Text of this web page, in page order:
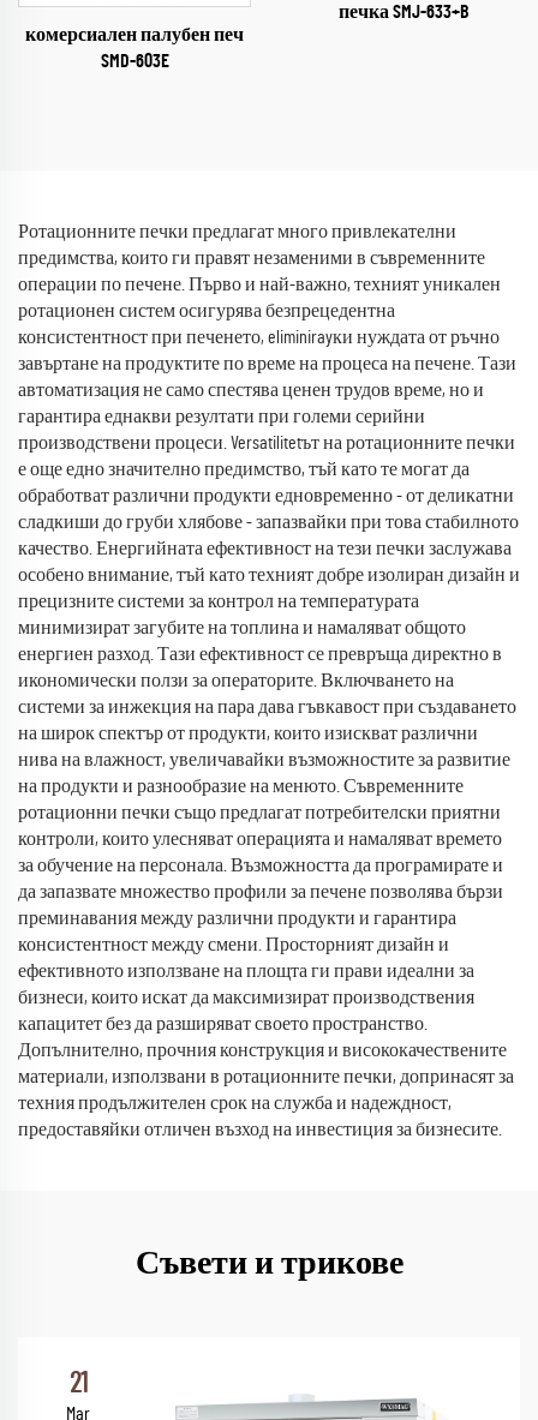
комерсиален палубен печ
SMD-603E
печка SMJ-633+B
Ротационните печки предлагат много привлекателни
предимства, които ги правят незаменими в съвременните
операции по печене. Първо и най-важно, техният уникален
ротационен систем осигурява безпрецедентна
консистентност при печенето, eliminirayки нуждата от ръчно
завъртане на продуктите по време на процеса на печене. Тази
автоматизация не само спестява ценен трудов време, но и
гарантира еднакви резултати при големи серийни
производствени процеси. Versatilitetът на ротационните печки
е още едно значително предимство, тъй като те могат да
обработват различни продукти едновременно - от деликатни
сладкиши до груби хлябове - запазвайки при това стабилното
качество. Енергийната ефективност на тези печки заслужава
особено внимание, тъй като техният добре изолиран дизайн и
прецизните системи за контрол на температурата
минимизират загубите на топлина и намаляват общото
енергиен разход. Тази ефективност се превръща директно в
икономически ползи за операторите. Включването на
системи за инжекция на пара дава гъвкавост при създаването
на широк спектър от продукти, които изискват различни
нива на влажност, увеличавайки възможностите за развитие
на продукти и разнообразие на менюто. Съвременните
ротационни печки също предлагат потребителски приятни
контроли, които улесняват операцията и намаляват времето
за обучение на персонала. Възможността да програмирате и
да запазвате множество профили за печене позволява бързи
преминавания между различни продукти и гарантира
консистентност между смени. Просторният дизайн и
ефективното използване на площта ги прави идеални за
бизнеси, които искат да максимизират производствения
капацитет без да разширяват своето пространство.
Допълнително, прочния конструкция и висококачествените
материали, използвани в ротационните печки, допринасят за
техния продължителен срок на служба и надеждност,
предоставяйки отличен възход на инвестиция за бизнесите.
Съвети и трикове
21
Mar